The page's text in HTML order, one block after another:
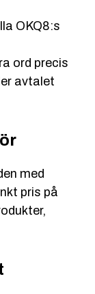
OKQ8:s
ord precis
avtalet
med
pris på